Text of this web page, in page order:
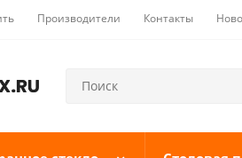
Производители Контакты